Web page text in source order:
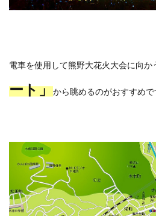
電車を使用して熊野大花火大会に向か
ート」から眺めるのがおすすめで